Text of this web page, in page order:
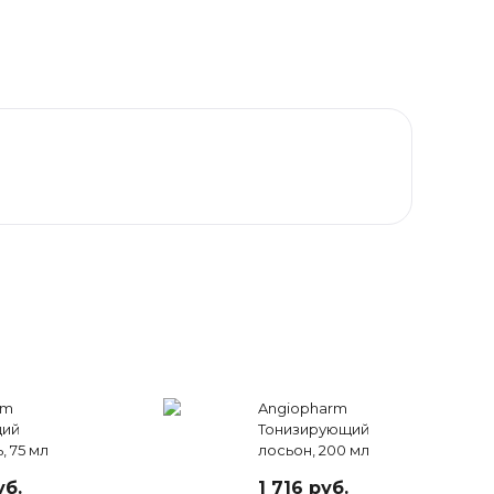
75 мл
Angiopharm
Тонизирующий
лосьон, 200 мл
1 716 руб.